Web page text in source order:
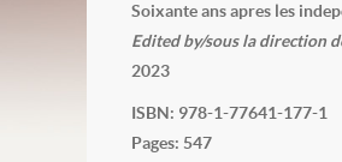
Soixante ans apres les
Edited by/sous la direction
2023
ISBN: 978-1-77641-177-1
Pages: 547